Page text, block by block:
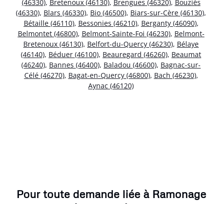
(46330), Bretenoux (46130), Brengues (46320), Bouziès
(46330), Blars (46330), Bio (46500), Biars-sur-Cère (46130),
Bétaille (46110), Bessonies (46210), Berganty (46090),
Belmontet (46800), Belmont-Sainte-Foi (46230), Belmont-
Bretenoux (46130), Belfort-du-Quercy (46230), Bélaye
(46140), Béduer (46100), Beauregard (46260), Beaumat
(46240), Bannes (46400), Baladou (46600), Bagnac-sur-
Célé (46270), Bagat-en-Quercy (46800), Bach (46230),
Aynac (46120)
Pour toute demande liée à Ramonage